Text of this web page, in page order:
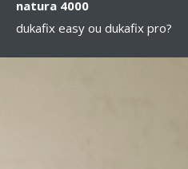
natura 4000
dukafix easy ou dukafix pro?